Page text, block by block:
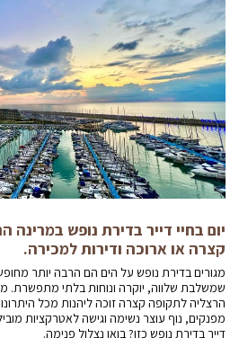
יום בחיי דייר בדירת נופש במרינה
קצרה או ארוכה ודירות למכירה.
מגורים בדירת נופש על הים הם הרבה יותר מחופשה
שמשלבת שלווה, יוקרה ונוחות בלתי מתפשרת. מי
הרצליה לתקופה קצרה זוכה ליהנות מכל
מפנקים, נוף עוצר נשימה וגישה לאטרקציות
דייר בדירת נופש כזו? בואו נצלול פנימה.